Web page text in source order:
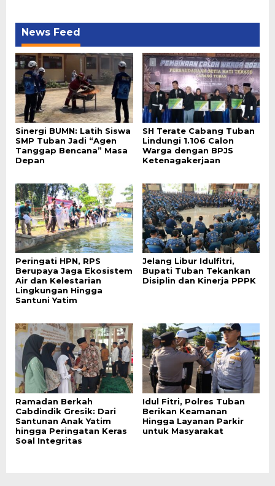
News Feed
Sinergi BUMN: Latih Siswa
SMP Tuban Jadi “Agen
Tanggap Bencana” Masa
Depan
SH Terate Cabang Tuban
Lindungi 1.106 Calon
Warga dengan BPJS
Ketenagakerjaan
Peringati HPN, RPS
Berupaya Jaga Ekosistem
Air dan Kelestarian
Lingkungan Hingga
Santuni Yatim
Jelang Libur Idulfitri,
Bupati Tuban Tekankan
Disiplin dan Kinerja PPPK
Ramadan Berkah
Cabdindik Gresik: Dari
Santunan Anak Yatim
hingga Peringatan Keras
Soal Integritas
Idul Fitri, Polres Tuban
Berikan Keamanan
Hingga Layanan Parkir
untuk Masyarakat